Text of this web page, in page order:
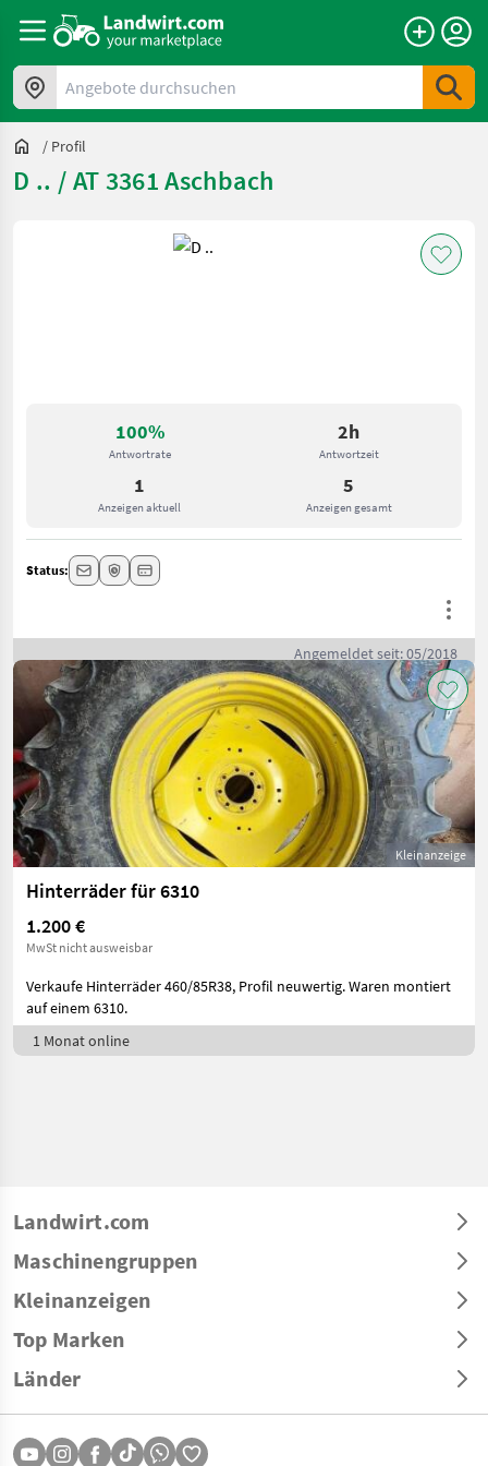
Angebote durchsuchen
/ Profil
D .. / AT 3361 Aschbach
100%
Antwortrate
2h
Antwortzeit
1
Anzeigen aktuell
5
Anzeigen gesamt
Status:
Angemeldet seit: 05/2018
Kleinanzeige
Hinterräder für 6310
1.200 €
MwSt nicht ausweisbar
Verkaufe Hinterräder 460/85R38, Profil neuwertig. Waren montiert
auf einem 6310.
1 Monat online
Landwirt.com
Maschinengruppen
Kleinanzeigen
Top Marken
Länder